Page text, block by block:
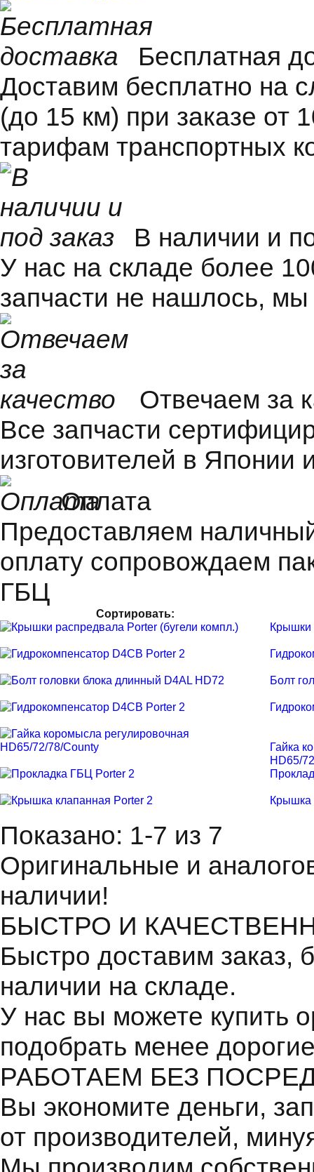
Бесплатная
Доставим бесплатно на
(до 15 км) при заказе от
тарифам транспортных
В наличии и
У нас на складе более
запчасти не нашлось,
Отвечаем за
Все запчасти
изготовителей в Японии
Оплата
Предоставляем
оплату сопровождаем
ГБЦ
Сортировать:
Крышки
Болт
Гайка
HD65/
Крышка
Показано: 1-7 из 7
Оригинальные и
наличии!
БЫСТРО И
Быстро доставим заказ,
наличии на складе.
У нас вы можете купить
подобрать менее
РАБОТАЕМ БЕЗ
Вы экономите деньги,
от производителей,